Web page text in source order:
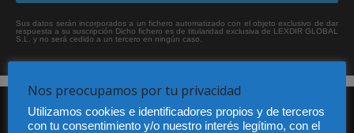
Sus datos serán incorporados a un fichero automatizado con el objeto exclusivo de dar
respuesta a su suscripción Dicho fichero es de titularidad exclusiva de LEXDIR GLOBAL
S.L. y no será cedido a un tercero en ningún caso.
Nos preocupamos por tu privacidad
Utilizamos cookies e identificadores propios y de terceros
con tu consentimiento y/o nuestro interés legítimo, con el